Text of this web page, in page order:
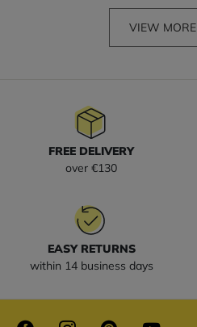
VIEW
FREE DELIVERY
over €130
EASY RETURNS
within 14 business days